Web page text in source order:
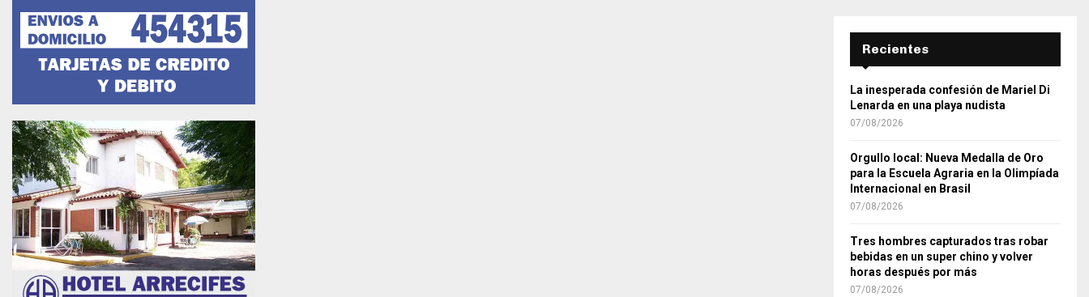
Recientes
La inesperada confesión de Mariel Di
Lenarda en una playa nudista
07/08/2026
Orgullo local: Nueva Medalla de Oro
para la Escuela Agraria en la Olimpíada
Internacional en Brasil
07/08/2026
Tres hombres capturados tras robar
bebidas en un super chino y volver
horas después por más
07/08/2026